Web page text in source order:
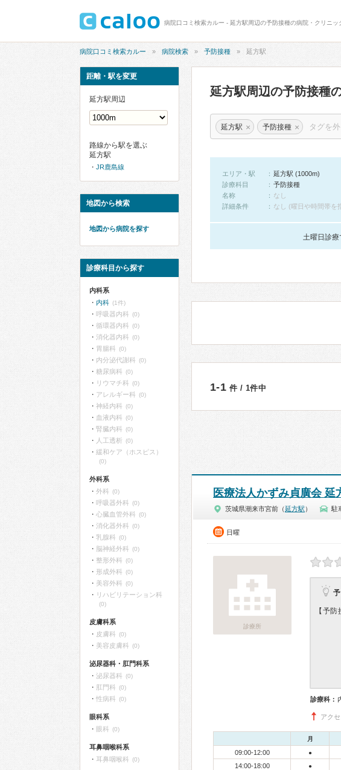
病院口コミ検索カルー - 延方駅周辺の予防接種の病院・クリニッ
病院口コミ検索カルー 病院検索 予防接種 延方駅
延方駅周辺の予防接種
延方駅 × 予防接種 ×
エリア・駅
延方駅 (1000m)
診療科目
予防接種
名称
なし
詳細条件
なし (曜日や時間帯を
土曜日診
1-1 件 / 1件中
医療法人かずみ貞廣会 延
茨城県潮来市宮前（延方駅 ） 駐
日曜
診療所
【予防
診療科：
アク
月
09:00-12:00 ●
14:00-18:00 ●
距離・駅を変更
延方駅周辺
路線から駅を選ぶ
延方駅
JR鹿島線
地図から検索
地図から病院を探す
診療科目から探す
内科系
内科 (1件)
呼吸器内科 (0)
循環器内科 (0)
消化器内科 (0)
胃腸科 (0)
内分泌代謝科 (0)
糖尿病科 (0)
リウマチ科 (0)
アレルギー科 (0)
神経内科 (0)
血液内科 (0)
腎臓内科 (0)
人工透析 (0)
緩和ケア（ホスピス）
(0)
外科系
外科 (0)
呼吸器外科 (0)
心臓血管外科 (0)
消化器外科 (0)
乳腺科 (0)
脳神経外科 (0)
整形外科 (0)
形成外科 (0)
美容外科 (0)
リハビリテーション科
(0)
皮膚科系
皮膚科 (0)
美容皮膚科 (0)
泌尿器科・肛門科系
泌尿器科 (0)
肛門科 (0)
性病科 (0)
眼科系
眼科 (0)
耳鼻咽喉科系
耳鼻咽喉科 (0)